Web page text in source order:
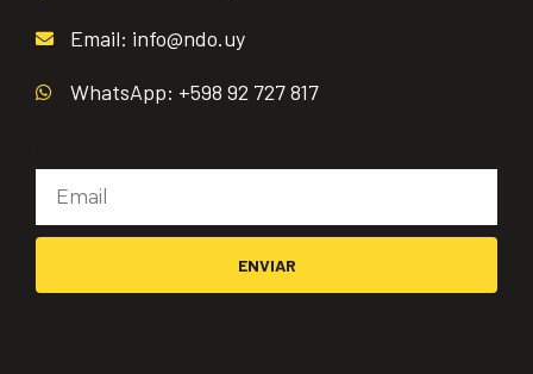
Email: info@ndo.uy
WhatsApp: +598 92 727 817
ENVIAR